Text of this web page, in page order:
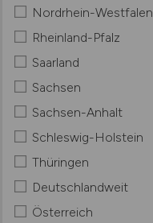
Nordrhein-Westfalen
Rheinland-Pfalz
Saarland
Sachsen
Sachsen-Anhalt
Schleswig-Holstein
Thüringen
Deutschlandweit
Österreich